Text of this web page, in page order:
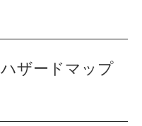
ザードマップ